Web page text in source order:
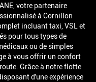
votre partenaire
à Cornillon
incluant taxi, VSL et
pour tous types de
ou de simples
à vous offrir un confort
Grâce à notre flotte
d'une expérience